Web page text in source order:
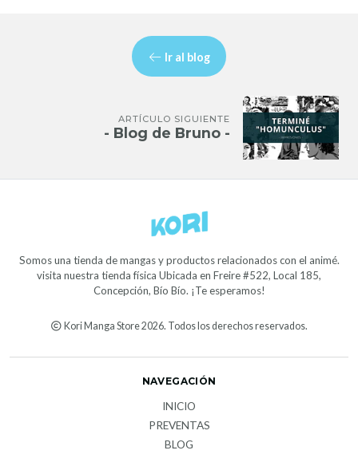
Ir al blog
ARTÍCULO SIGUIENTE
- Blog de Bruno -
Somos una tienda de mangas y productos relacionados con el animé.
visita nuestra tienda física Ubicada en Freire #522, Local 185,
Concepción, Bío Bío. ¡Te esperamos!
Kori Manga Store 2026. Todos los derechos reservados.
NAVEGACIÓN
INICIO
PREVENTAS
BLOG